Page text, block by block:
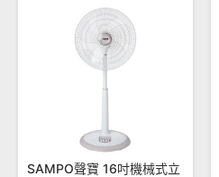
SAMPO聲寶 16吋機械式立